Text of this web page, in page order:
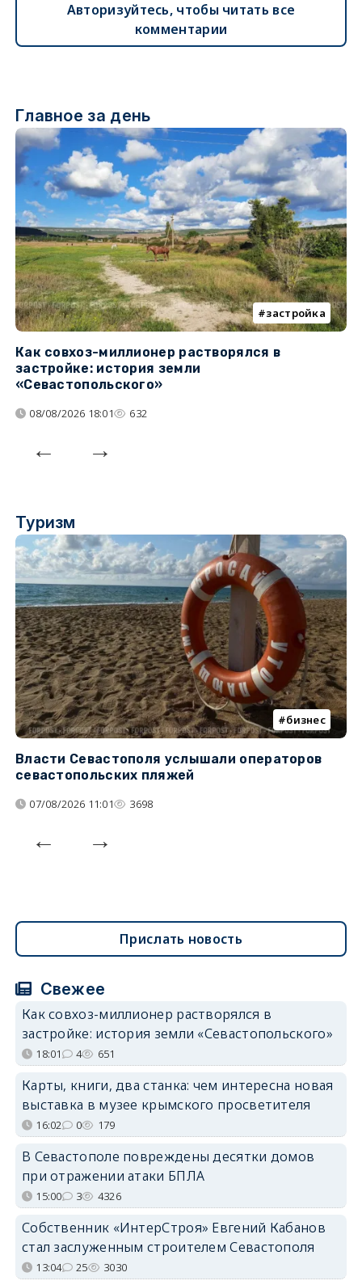
Авторизуйтесь, чтобы читать все
комментарии
Главное за день
застройка
Как совхоз-миллионер растворялся в
застройке: история земли
«Севастопольского»
08/08/2026 18:01 632
Туризм
бизнес
Власти Севастополя услышали операторов
севастопольских пляжей
07/08/2026 11:01 3698
Прислать новость
Свежее
Как совхоз-миллионер растворялся в
застройке: история земли «Севастопольского»
18:01 4 651
Карты, книги, два станка: чем интересна новая
выставка в музее крымского просветителя
16:02 0 179
В Севастополе повреждены десятки домов
при отражении атаки БПЛА
15:00 3 4326
Собственник «ИнтерСтроя» Евгений Кабанов
стал заслуженным строителем Севастополя
13:04 25 3030